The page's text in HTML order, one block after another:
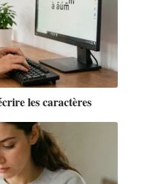
les caractères